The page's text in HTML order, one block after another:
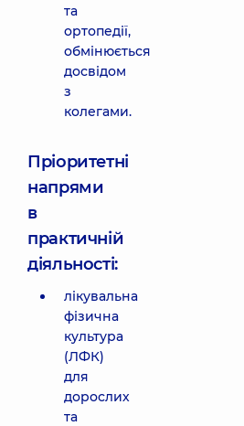
та
ортопедії,
обмінюється
досвідом
з
колегами.
Пріоритетні
напрями
в
практичній
діяльності:
лікувальна
фізична
культура
(ЛФК)
для
дорослих
та